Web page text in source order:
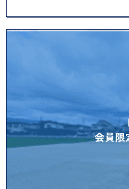
会員限